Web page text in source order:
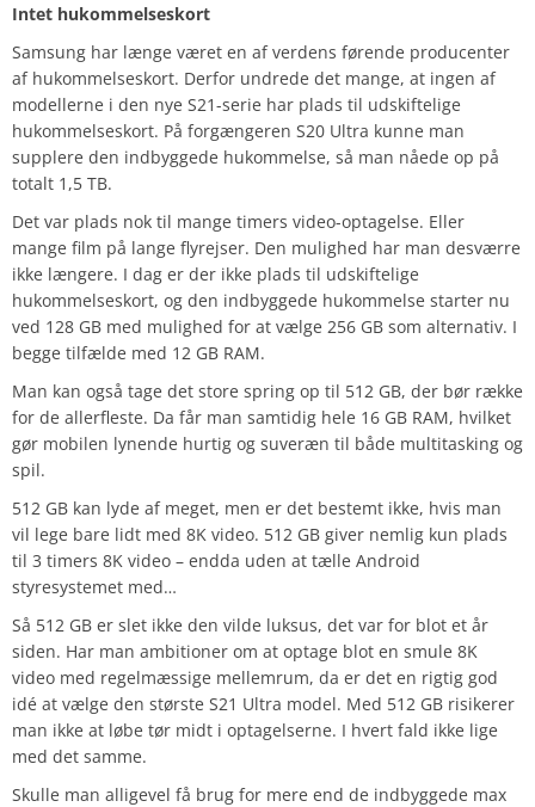
Intet hukommelseskort
Samsung har længe været en af verdens førende producenter
af hukommelseskort. Derfor undrede det mange, at ingen af
modellerne i den nye S21-serie har plads til udskiftelige
hukommelseskort. På forgængeren S20 Ultra kunne man
supplere den indbyggede hukommelse, så man nåede op på
totalt 1,5 TB.
Det var plads nok til mange timers video-optagelse. Eller
mange film på lange flyrejser. Den mulighed har man desværre
ikke længere. I dag er der ikke plads til udskiftelige
hukommelseskort, og den indbyggede hukommelse starter nu
ved 128 GB med mulighed for at vælge 256 GB som alternativ. I
begge tilfælde med 12 GB RAM.
Man kan også tage det store spring op til 512 GB, der bør række
for de allerfleste. Da får man samtidig hele 16 GB RAM, hvilket
gør mobilen lynende hurtig og suveræn til både multitasking og
spil.
512 GB kan lyde af meget, men er det bestemt ikke, hvis man
vil lege bare lidt med 8K video. 512 GB giver nemlig kun plads
til 3 timers 8K video – endda uden at tælle Android
styresystemet med…
Så 512 GB er slet ikke den vilde luksus, det var for blot et år
siden. Har man ambitioner om at optage blot en smule 8K
video med regelmæssige mellemrum, da er det en rigtig god
idé at vælge den største S21 Ultra model. Med 512 GB risikerer
man ikke at løbe tør midt i optagelserne. I hvert fald ikke lige
med det samme.
Skulle man alligevel få brug for mere end de indbyggede max